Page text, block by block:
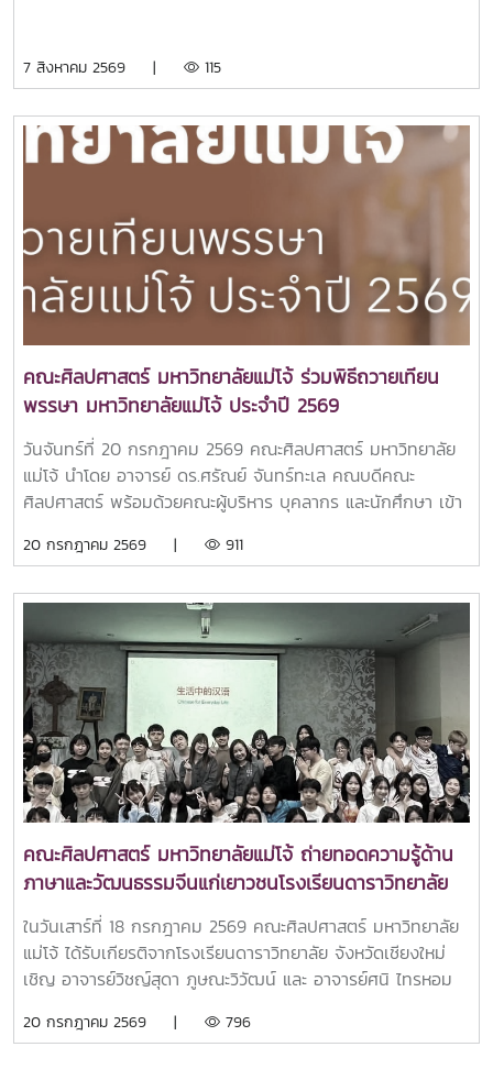
7 สิงหาคม 2569 | 115
คณะศิลปศาสตร์ มหาวิทยาลัยแม่โจ้ ร่วมพิธีถวายเทียน
พรรษา มหาวิทยาลัยแม่โจ้ ประจำปี 2569
วันจันทร์ที่ 20 กรกฎาคม 2569 คณะศิลปศาสตร์ มหาวิทยาลัย
แม่โจ้ นำโดย อาจารย์ ดร.ศรัณย์ จันทร์ทะเล คณบดีคณะ
ศิลปศาสตร์ พร้อมด้วยคณะผู้บริหาร บุคลากร และนักศึกษา เข้า
อาคารแผ่พืชน์ มหาวิทยาลัยแม่โจ้ทั้งนี้ รองศาสตราจาย์ ดร.วีระ
เทียนพรรษาในครั้งนี้ โดยถวายเทียนพรรษา ผ้าอาบน้ำฝนและ
เครื่องไทยธรรม เพื่อเป็นการร่วมสืบสานและทำนุบำรุงพระพุทธ
ศาสนา เนื่องในเทศกาลเข้าพรรษา อีกทั้งยังเป็นการอนุรักษ์และ
สืบทอดขนบธรรมเนียมประเพณีอันดีงามของไทย
20 กรกฎาคม 2569 | 911
คณะศิลปศาสตร์ มหาวิทยาลัยแม่โจ้ ถ่ายทอดความรู้ด้าน
ภาษาและวัฒนธรรมจีนแก่เยาวชนโรงเรียนดาราวิทยาลัย
ในวันเสาร์ที่ 18 กรกฎาคม 2569 คณะศิลปศาสตร์ มหาวิทยาลัย
แม่โจ้ ได้รับเกียรติจากโรงเรียนดาราวิทยาลัย จังหวัดเชียงใหม่
เชิญ อาจารย์วิชญ์สุดา ภูษณะวิวัฒน์ และ อาจารย์ศนิ ไทรหอม
วิทยากรในโครงการ Trilingual E Plus+ Program เพื่อจัด
20 กรกฎาคม 2569 | 796